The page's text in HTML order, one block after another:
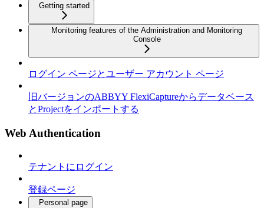
Getting started
Monitoring features of the Administration and Monitoring
Console
ログイン ページとユーザー アカウント ページ
旧バージョンのABBYY FlexiCaptureからデータベース
とProjectをインポートする
Web Authentication
テナントにログイン
登録ページ
Personal page